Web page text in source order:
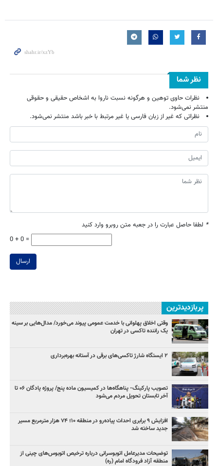
نظر شما
نظرات حاوی توهین و هرگونه نسبت ناروا به اشخاص حقیقی و حقوقی
منتشر نمی‌شود.
نظراتی که غیر از زبان فارسی یا غیر مرتبط با خبر باشد منتشر نمی‌شود.
* لطفا حاصل عبارت را در جعبه متن روبرو وارد کنید
0 + 0 =
ارسال
پربازدیدترین
وقتی اخلاق پهلوانی با خدمت عمومی پیوند می‌خورد/ مدال‌هایی بر سینه
یک راننده تاکسی در تهران
۲ ایستگاه شارژ تاکسی‌های برقی در آستانه بهره‌برداری
تصویب پارکینگ- پناهگاه‌ها در کمیسیون ماده پنج/ پروژه پادگان ۰۶ تا
آخر تابستان تحویل مردم می‌شود
افزایش ۹ برابری احداث پیاده‌رو در منطقه ۱۰؛ ۷۴ هزار مترمربع مسیر
جدید ساخته شد
توضیحات مدیرعامل اتوبوسرانی درباره ترخیص اتوبوس‌های چینی از
منطقه آزاد فرودگاه امام (ره)